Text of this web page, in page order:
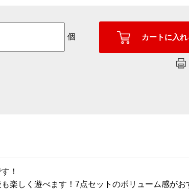
個
！
楽しく遊べます！7点セットのボリューム感がお